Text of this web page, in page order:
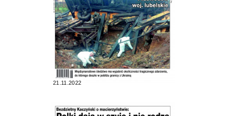
21.11.2022